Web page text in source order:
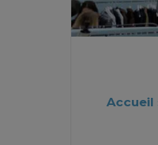
Accueil